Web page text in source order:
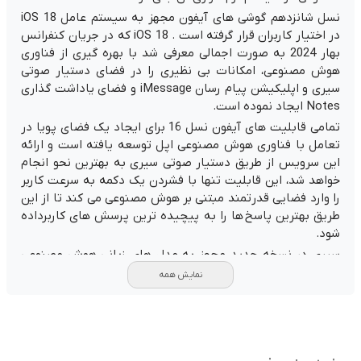
نسل شانزدهم گوشی های‌ آیفون مجهز به سیستم عامل iOS 18
در اختیار کاربران قرار گرفته است . iOS 18 که در جریان کنفرانس
بهار 2024 به صورت اجمالی معرفی شد با بهره گیری از فناوری
هوش مصنوعی، امکانات بی نظیری را در فضای دستیار صوتی
سیری و اپلیکیشن پیام رسان iMessage و فضای یاداشت گذاری
Notes ایجاد نموده است.
تمامی قابلیت های آیفون نسل 16 برای ایجاد یک فضای پویا در
تعامل با فناوری هوش مصنوعی اپل توسعه یافته است و ارائه
این سرویس از طریق دستیار صوتی سیری به بهترین نحو انجام
خواهد شد، این قابلیت تنها با فشردن یک دکمه به سرعت کاربر
را وارد فضایی قدرتمند مبتنی بر هوش مصنوعی می کند تا از این
طریق بهترین پاسخ ها را به پیچیده ترین پرسش های کاربرداده
شود.
سیری در نسخه جدید مجهز به مدل های زبانی هوش مصنوعی
شده و یک مکالمه بسیار طبیعی را با کاربر برقرار می کند. از سوی
دیگر سیری قابلیت برقراری ارتباط با سایر اپلیکیشن های موجود
نمایش همه